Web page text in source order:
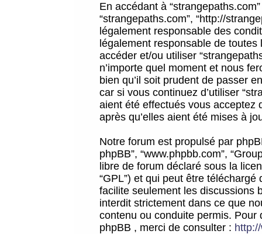
En accédant à
“strangepaths.com”, “http://
légalement responsable des
légalement responsable de
accéder et/ou utiliser
n’importe quel moment et nous
bien qu’il soit prudent de passer
car si vous continuez d’utiliser
aient été effectués vous acceptez
après qu’elles aient été mises à
Notre forum est propulsé par
phpBB”, “www.phpbb.com”,
libre de forum déclaré sous la
“GPL”) et qui peut être téléchargé
facilite seulement les discussions
interdit strictement dans ce que
contenu ou conduite permis.
phpBB , merci de consulter :